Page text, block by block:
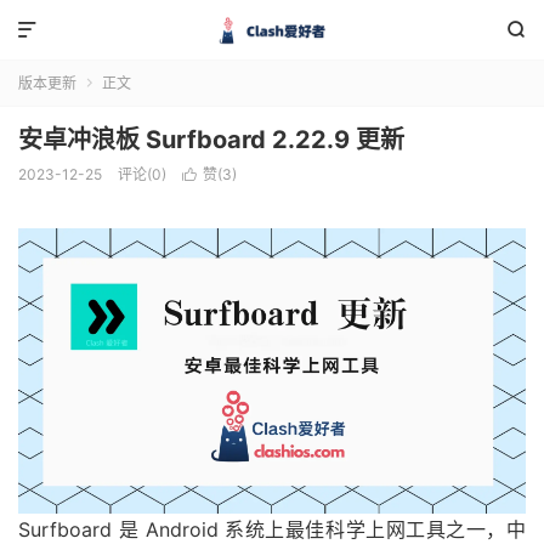


版本更新  正文
安卓冲浪板 Surfboard 2.22.9 更新
2023-12-25 评论(0)  赞(3)
Surfboard 是 Android 系统上最佳科学上网工具之一，中